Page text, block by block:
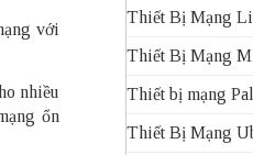
với
nhiều
ổn
Thiết Bị Mạng
Thiết Bị Mạng
Thiết bị mạng
Thiết Bị Mạng